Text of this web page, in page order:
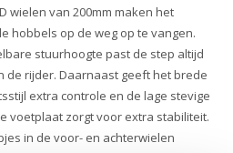
wielen van 200mm maken het
hobbels op de weg op te vangen.
stuurhoogte past de step altijd
de rijder. Daarnaast geeft het brede
extra controle en de lage stevige
voetplaat zorgt voor extra stabiliteit.
in de voor- en achterwielen